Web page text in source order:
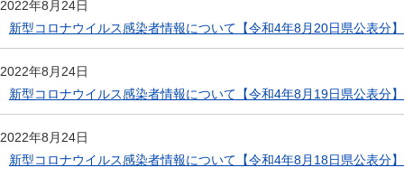
2022年8月24日
新型コロナウイルス感染者情報について【令和4年8月20日県公表分】
2022年8月24日
新型コロナウイルス感染者情報について【令和4年8月19日県公表分】
2022年8月24日
新型コロナウイルス感染者情報について【令和4年8月18日県公表分】